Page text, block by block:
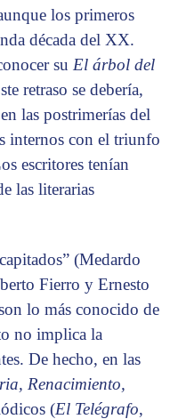
los primeros
década del XX.
su El árbol del
retraso se debería,
las postrimerías del
internos con el triunfo
escritores tenían
las literarias
(Medardo
Fierro y Ernesto
lo más conocido de
no implica la
De hecho, en las
Renacimiento,
(El Telégrafo,